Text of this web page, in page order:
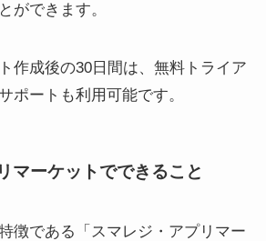
ができます。
作成後の30日間は、無料トライア
ポートも利用可能です。
マーケットでできること
徴である「スマレジ・アプリマー